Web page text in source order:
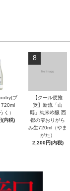
ブ
720ml
く）
(内税)
8
【クール便推
奨】新流「山
縣」純米吟醸 西
都の雫おりがら
み生720ml（やま
がた）
2,200円(内税)